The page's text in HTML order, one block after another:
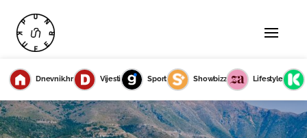
Dnevnik.hr Vijesti Sport Showbizz Lifestyle